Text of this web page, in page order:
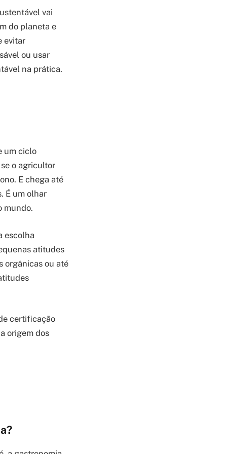
vai
do planeta e
evitar
ou usar
na prática.
um ciclo
o agricultor
E chega até
É um olhar
mundo.
escolha
atitudes
orgânicas ou até
certificação
origem dos